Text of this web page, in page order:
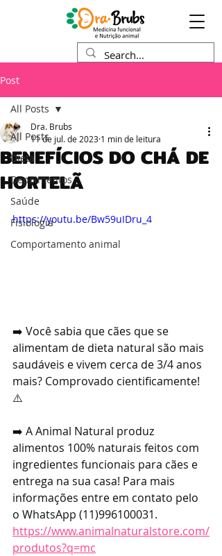
Post
All Posts
Dieta
Depoimentos
Saúde
Fisiologia
Comportamento animal
All Posts
BENEFÍCIOS DO CHÁ DE
HORTELÃ
Dra. Brubs
11 de jul. de 2023 1 min de leitura
https://youtu.be/Bw59uIDru_4
➡️ Você sabia que cães que se
alimentam de dieta natural são mais
saudáveis e vivem cerca de 3/4 anos
mais? Comprovado cientificamente!
⚠️
➡️ A Animal Natural produz
alimentos 100% naturais feitos com
ingredientes funcionais para cães e
entrega na sua casa! Para mais
informações entre em contato pelo
o WhatsApp (11)996100031.
https://www.animalnaturalstore.com/
produtos?q=mc